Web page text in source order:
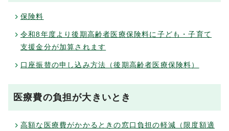
保険料
令和8年度より後期高齢者医療保険料に子ども・子育て
支援金分が加算されます
口座振替の申し込み方法（後期高齢者医療保険料）
医療費の負担が大きいとき
高額な医療費がかかるときの窓口負担の軽減（限度額適